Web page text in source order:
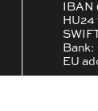
IBAN
Bank:
EU